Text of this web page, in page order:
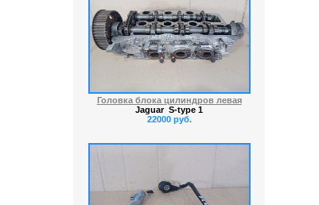
Головка блока цилиндров левая
Jaguar S-type 1
22000 руб.